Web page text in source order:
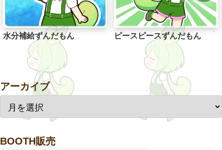
水分補給ずんだもん ピースピースずんだもん
アーカイブ
BOOTH販売